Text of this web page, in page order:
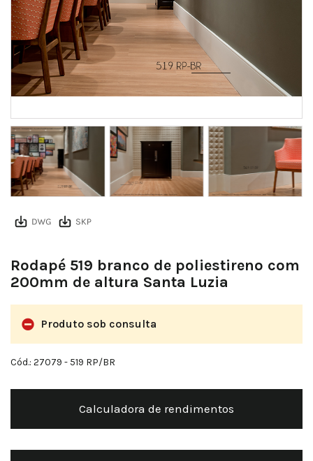
Rodapé 519 branco de poliestireno com
200mm de altura Santa Luzia
Produto sob consulta
Cód.: 27079 - 519 RP/BR
Calculadora de rendimentos